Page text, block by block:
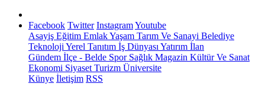
Facebook Twitter InstagramYoutube
Asayiş Eğitim EmlakYaşam Tarım Ve Sanayi Belediye
Teknoloji Yerel Tanıtım İş Dünyası Yatırım İlan
Gündem İlçe - Belde SporSağlık Magazin Kültür Ve Sanat
Ekonomi Siyaset Turizm Üniversite
Künye İletişim RSS